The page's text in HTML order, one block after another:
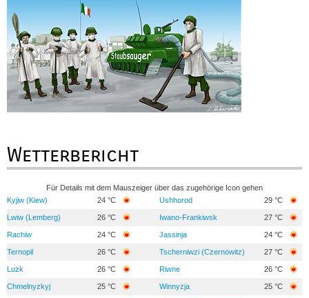
Wetterbericht
Für Details mit dem Mauszeiger über das zugehörige Icon gehen
Kyjiw (Kiew)
24 °C Ushhorod 29 °C
Lwiw (Lemberg) 26 °C Iwano-Frankiwsk 27 °C
Rachiw 24 °C Jassinja 24 °C
Ternopil 26 °C Tscherniwzi (Czernowitz) 27 °C
Luzk 26 °C Riwne 26 °C
Chmelnyzkyj 25 °C Winnyzja 25 °C